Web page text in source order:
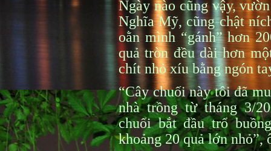
Ngày nào cũng vậy,
Nghĩa Mỹ, cũng chật
oằn mình “gánh” hơn
quả tròn đều dài hơn
chít nhỏ xíu bằng ngón
“Cây chuối này tôi đã
nhà trồng từ tháng 3/
chuối bắt đầu trổ
khoảng 20 quả lớn nhỏ”,